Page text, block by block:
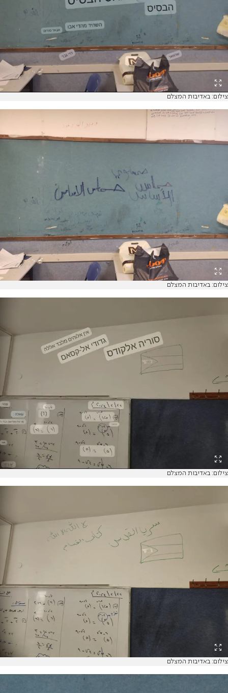
צילום: באדיבות המצלם
צילום: באדיבות המצלם
צילום: באדיבות המצלם
צילום: באדיבות המצלם